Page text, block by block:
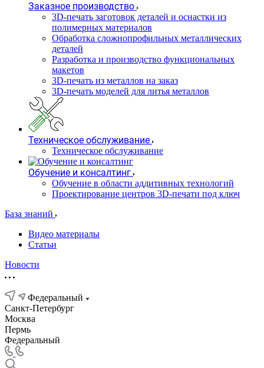
Заказное производство
3D-печать заготовок деталей и оснастки из
полимерных материалов
Обработка сложнопрофильных металлических
деталей
Разработка и производство функциональных
макетов
3D-печать из металлов на заказ
3D-печать моделей для литья металлов
Техническое обслуживание
Техническое обслуживание
Обучение и консалтинг
Обучение в области аддитивных технологий
Проектирование центров 3D-печати под ключ
База знаний
Видео материалы
Статьи
Новости
Федеральный
Санкт-Петербург
Москва
Пермь
Федеральный